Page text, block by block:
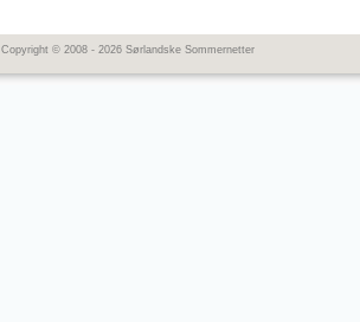
Copyright © 2008 - 2026 Sørlandske Sommernetter